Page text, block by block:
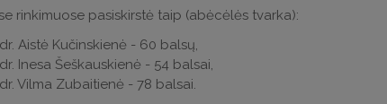
rinkimuose pasiskirstė taip (abėcėlės tvarka):
Aistė Kučinskienė - 60 balsų,
Inesa Šeškauskienė - 54 balsai,
Vilma Zubaitienė - 78 balsai.